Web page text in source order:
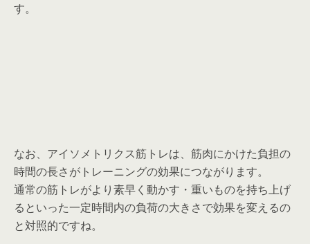
す。
なお、アイソメトリクス筋トレは、筋肉にかけた負担の
時間の長さがトレーニングの効果につながります。
通常の筋トレがより素早く動かす・重いものを持ち上げ
るといった一定時間内の負荷の大きさで効果を変えるの
と対照的ですね。